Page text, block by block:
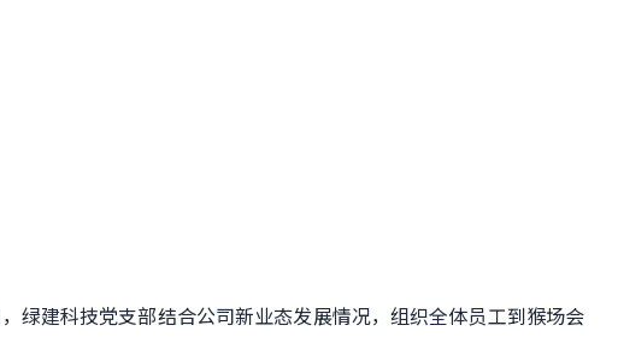
绿建科技党支部结合公司新业态发展情况， 组织全体员工到猴场会